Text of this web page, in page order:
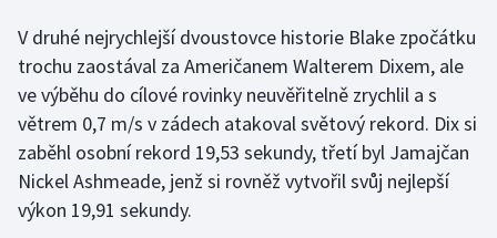
Futsal
Golf
Gymnastika
Házená
V druhé nejrychlejší dvoustovce historie Blake zpočátku
trochu zaostával za Američanem Walterem Dixem, ale
ve výběhu do cílové rovinky neuvěřitelně zrychlil a s
větrem 0,7 m/s v zádech atakoval světový rekord. Dix si
zaběhl osobní rekord 19,53 sekundy, třetí byl Jamajčan
Nickel Ashmeade, jenž si rovněž vytvořil svůj nejlepší
výkon 19,91 sekundy.